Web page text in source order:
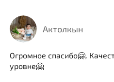
Актолкын
Огромное спасибо🤗.
уровне🤗